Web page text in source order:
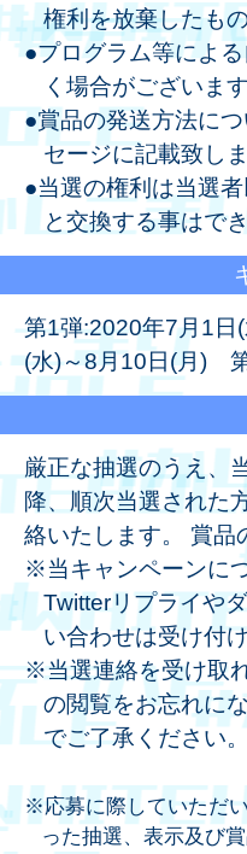
権利を放棄したも
●プログラム等によ
く場合がございます
●賞品の発送方法に
セージに記載致しま
●当選の権利は当選
と交換する事はで
第1弾:2020年7月1
(水)～8月10日(月)
厳正な抽選のうえ、
降、順次当選された
絡いたします。 賞品
※当キャンペーンに
Twitterリプライや
い合わせは受け付
※当選連絡を受け取
の閲覧をお忘れに
でご了承ください。
※応募に際していただ
った抽選、表示及び